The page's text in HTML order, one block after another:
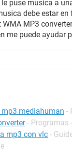
puse musica a
debe estar en
MP3
me puede ayudar
mediahuman -
- Programas
mp3 con vlc -